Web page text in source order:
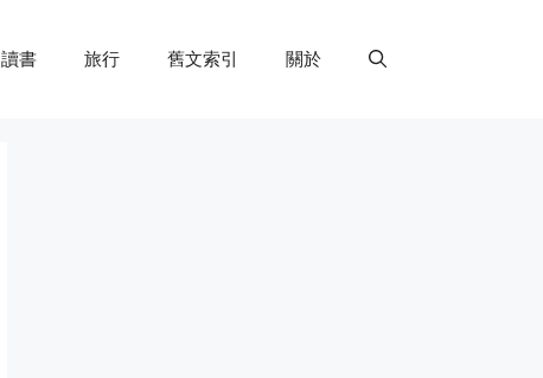
讀書 旅行 舊文索引 關於